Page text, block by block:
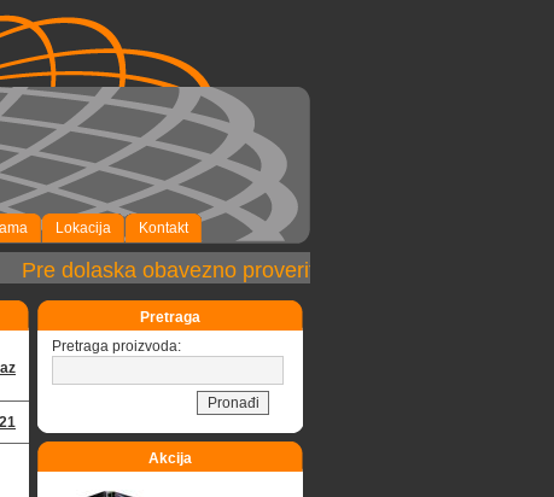
Lokacija Kontakt
Pre dolaska obavezno proveriti dostupnost robe!
21
Pretraga
Pretraga proizvoda:
Akcija